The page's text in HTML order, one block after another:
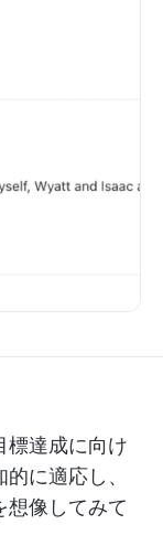
標達成に向け
に適応し、
想像してみて